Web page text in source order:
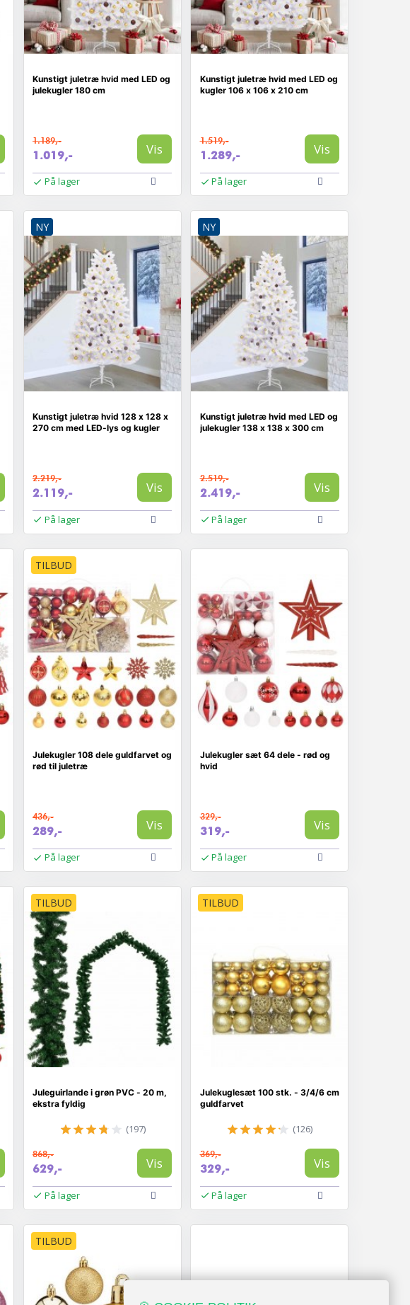
Kunstigt juletræ hvid med LED og
julekugler 180 cm
1.189,-
1.019,- Vis
På lager
Kunstigt juletræ hvid med LED og
kugler 106 x 106 x 210 cm
1.519,-
1.289,- Vis
På lager
NY
Kunstigt juletræ hvid 128 x 128 x
270 cm med LED-lys og kugler
2.219,-
2.119,- Vis
På lager
NY
Kunstigt juletræ hvid med LED og
julekugler 138 x 138 x 300 cm
2.519,-
2.419,- Vis
På lager
TILBUD
Julekugler 108 dele guldfarvet og
rød til juletræ
436,-
289,- Vis
På lager
Julekugler sæt 64 dele - rød og
hvid
329,-
319,- Vis
På lager
TILBUD
Juleguirlande i grøn PVC - 20 m,
ekstra fyldig
(197)
868,-
629,- Vis
På lager
TILBUD
Julekuglesæt 100 stk. - 3/4/6 cm
guldfarvet
(126)
369,-
329,- Vis
På lager
TILBUD